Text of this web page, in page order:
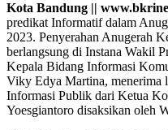
Kota Bandung ||
predikat Informatif dalam
2023. Penyerahan Anugerah
berlangsung di Instana Wakil
Kepala Bidang Informasi
Viky Edya Martina, menerima
Informasi Publik dari Ketua
Yoesgiantoro disaksikan oleh